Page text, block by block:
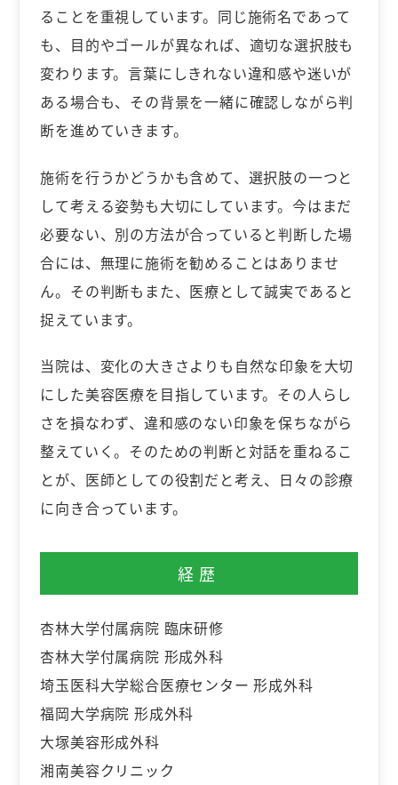
ることを重視しています。同じ施術名であって
も、目的やゴールが異なれば、適切な選択肢も
変わります。言葉にしきれない違和感や迷いが
ある場合も、その背景を一緒に確認しながら判
断を進めていきます。
施術を行うかどうかも含めて、選択肢の一つと
して考える姿勢も大切にしています。今はまだ
必要ない、別の方法が合っていると判断した場
合には、無理に施術を勧めることはありませ
ん。その判断もまた、医療として誠実であると
捉えています。
当院は、変化の大きさよりも自然な印象を大切
にした美容医療を目指しています。その人らし
さを損なわず、違和感のない印象を保ちながら
整えていく。そのための判断と対話を重ねるこ
とが、医師としての役割だと考え、日々の診療
に向き合っています。
経歴
杏林大学付属病院 臨床研修
杏林大学付属病院 形成外科
埼玉医科大学総合医療センター 形成外科
福岡大学病院 形成外科
大塚美容形成外科
湘南美容クリニック